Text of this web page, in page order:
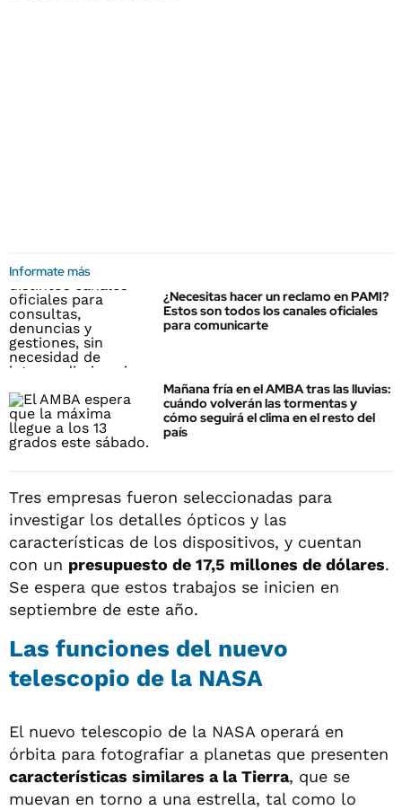
Informate más
¿Necesitas hacer un reclamo en PAMI?
Estos son todos los canales oficiales
para comunicarte
Mañana fría en el AMBA tras las lluvias:
cuándo volverán las tormentas y
cómo seguirá el clima en el resto del
país
Tres empresas fueron seleccionadas para
investigar los detalles ópticos y las
características de los dispositivos, y cuentan
con un presupuesto de 17,5 millones de dólares.
Se espera que estos trabajos se inicien en
septiembre de este año.
Las funciones del nuevo
telescopio de la NASA
El nuevo telescopio de la NASA operará en
órbita para fotografiar a planetas que presenten
características similares a la Tierra, que se
muevan en torno a una estrella, tal como lo